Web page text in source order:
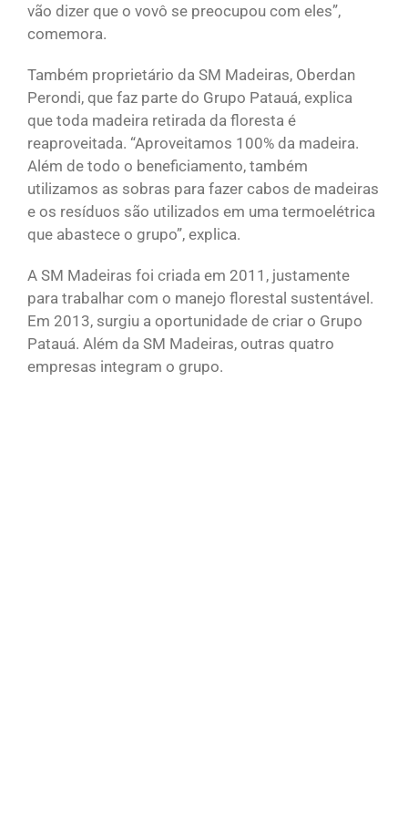
vão dizer que o vovô se preocupou com eles”,
comemora.
Também proprietário da SM Madeiras, Oberdan
Perondi, que faz parte do Grupo Patauá, explica
que toda madeira retirada da floresta é
reaproveitada. “Aproveitamos 100% da madeira.
Além de todo o beneficiamento, também
utilizamos as sobras para fazer cabos de madeiras
e os resíduos são utilizados em uma termoelétrica
que abastece o grupo”, explica.
A SM Madeiras foi criada em 2011, justamente
para trabalhar com o manejo florestal sustentável.
Em 2013, surgiu a oportunidade de criar o Grupo
Patauá. Além da SM Madeiras, outras quatro
empresas integram o grupo.